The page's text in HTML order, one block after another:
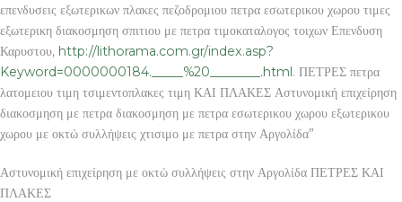
επενδυσεις εξωτερικων πλακες πεζοδρομιου πετρα εσωτερικου χωρου τιμες
εξωτερικη διακοσμηση σπιτιου με πετρα τιμοκαταλογος τοιχων Επενδυση
Καρυστου, http://lithorama.com.gr/index.asp?
Keyword=0000000184._____%20________.html. ΠΕΤΡΕΣ πετρα
λατομειου τιμη τσιμεντοπλακες τιμη ΚΑΙ ΠΛΑΚΕΣ Αστυνομική επιχείρηση
διακοσμηση με πετρα διακοσμηση με πετρα εσωτερικου χωρου εξωτερικου
χωρου με οκτώ συλλήψεις χτισιμο με πετρα στην Αργολίδα”
Αστυνομική επιχείρηση με οκτώ συλλήψεις στην Αργολίδα ΠΕΤΡΕΣ ΚΑΙ
ΠΛΑΚΕΣ